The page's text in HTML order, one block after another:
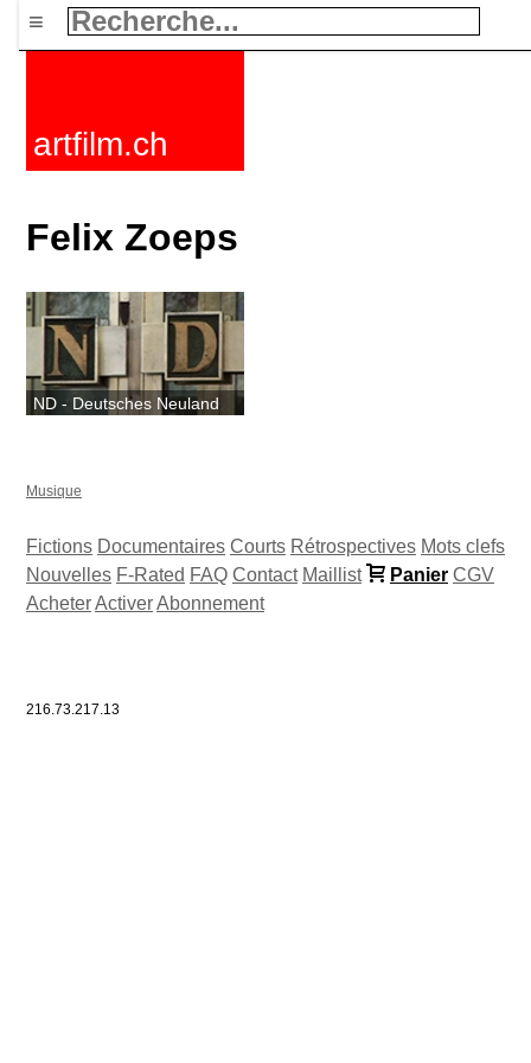
≡
artfilm.ch
Felix Zoeps
ND - Deutsches Neuland
Musique
Fictions Documentaires Courts Rétrospectives Mots clefs
Nouvelles F-Rated FAQ Contact Maillist Panier CGV
AcheterActiverAbonnement
216.73.217.13